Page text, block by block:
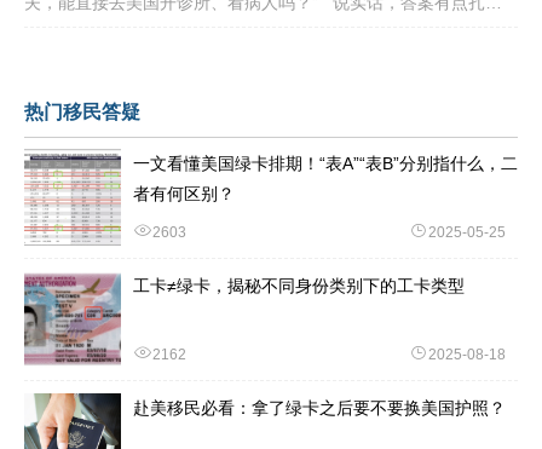
热门移民答疑
一文看懂美国绿卡排期！“表A”“表B”分别指什么，二
者有何区别？
2603 2025-05-25
工卡≠绿卡，揭秘不同身份类别下的工卡类型
2162 2025-08-18
赴美移民必看：拿了绿卡之后要不要换美国护照？